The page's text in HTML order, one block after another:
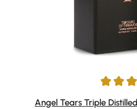
Durchschnittliche Bewertung
Angel Tears Triple